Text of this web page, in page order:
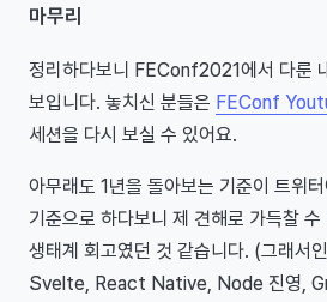
마무리
정리하다보니 FEConf2021에서 다룬
보입니다. 놓치신 분들은 FEConf
세션을 다시 보실 수 있어요.
아무래도 1년을 돌아보는 기준이 트위
기준으로 하다보니 제 견해로 가득찰
생태계 회고였던 것 같습니다. (그래서
Svelte, React Native, Node 진영,